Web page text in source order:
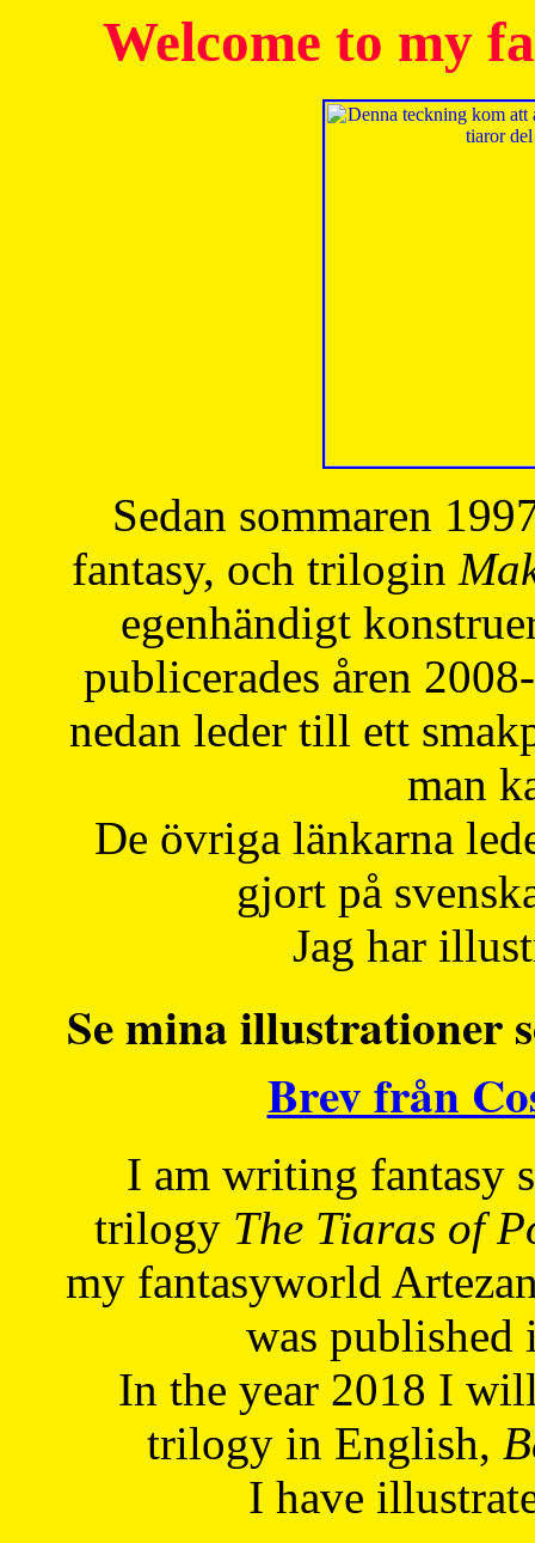
Welcome to my
Sedan sommaren
fantasy, och trilogin
egenhändigt
publicerades åren
nedan leder till ett
man
De övriga länkarna
gjort på
Jag har
Se mina illustrationer
Brev från
I am writing fantasy
trilogy The Tiaras of
my fantasyworld
was published
In the year 2018 I
trilogy in English,
I have